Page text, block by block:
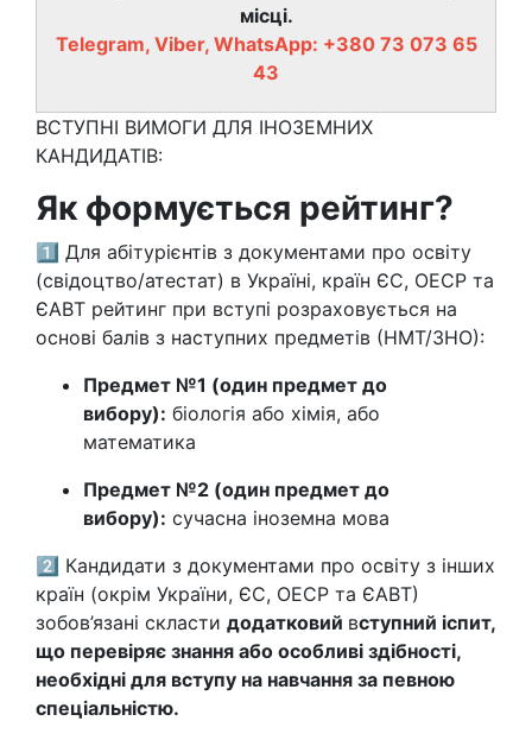
місці.
Telegram, Viber, WhatsApp: +380 73 073 65
43
ВСТУПНІ ВИМОГИ ДЛЯ ІНОЗЕМНИХ
КАНДИДАТІВ:
Як формується рейтинг?
1️⃣ Для абітурієнтів з документами про освіту
(свідоцтво/атестат) в Україні, країн ЄС, ОЕСР та
ЄАВТ рейтинг при вступі розраховується на
основі балів з наступних предметів (НМТ/ЗНО):
Предмет №1 (один предмет до
вибору): біологія або хімія, або
математика
Предмет №2 (один предмет до
вибору): сучасна іноземна мова
2️⃣ Кандидати з документами про освіту з інших
країн (окрім України, ЄС, ОЕСР та ЄАВТ)
зобов’язані скласти додатковий вступний іспит,
що перевіряє знання або особливі здібності,
необхідні для вступу на навчання за певною
спеціальністю.